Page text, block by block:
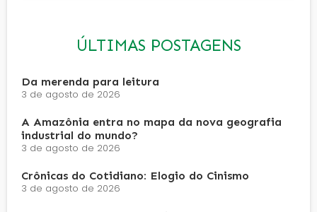
ÚLTIMAS POSTAGENS
Da merenda para leitura
3 de agosto de 2026
A Amazônia entra no mapa da nova geografia
industrial do mundo?
3 de agosto de 2026
Crônicas do Cotidiano: Elogio do Cinismo
3 de agosto de 2026